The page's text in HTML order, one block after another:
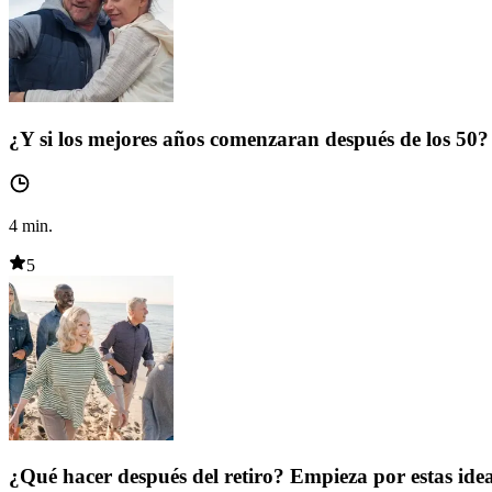
¿Y si los mejores años comenzaran después de los 50?
4 min.
5
¿Qué hacer después del retiro? Empieza por estas